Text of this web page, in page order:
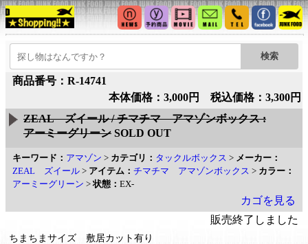
商品番号：R-14741
本体価格：3,000円 税込価格：3,300円
ZEAL ズイール / チマチマ アマゾンボックス :
アーミーグリーン SOLD OUT
キーワード： アマゾン > カテゴリ： タックルボックス > メーカー：
ZEAL ズイール > アイテム： チマチマ アマゾンボックス > カラー：
アーミーグリーン >状態： EX-
カゴを見る
販売終了しました
ちまちまサイズ 敷居カット有り